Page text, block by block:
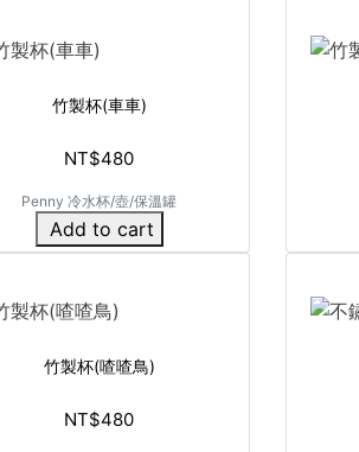
竹製杯(車車)
NT$480
Penny 冷水杯/壺/保溫罐
Add to cart
竹製杯(喳喳鳥)
NT$480